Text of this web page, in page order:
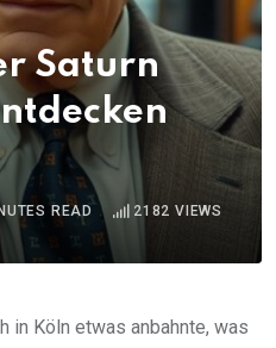
Saturn
READ 2182 VIEWS
in Köln etwas anbahnte, was